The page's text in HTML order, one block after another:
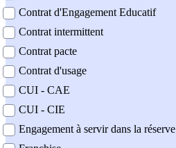
Contrat d'Engagement Educatif
Contrat intermittent
Contrat pacte
Contrat d'usage
CUI - CAE
CUI - CIE
Engagement à servir dans la réserve